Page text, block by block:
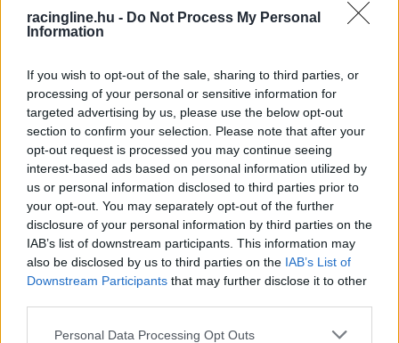
racingline.hu - Do Not Process My Personal
Information
If you wish to opt-out of the sale, sharing to third parties, or
processing of your personal or sensitive information for
targeted advertising by us, please use the below opt-out
section to confirm your selection. Please note that after your
opt-out request is processed you may continue seeing
interest-based ads based on personal information utilized by
us or personal information disclosed to third parties prior to
your opt-out. You may separately opt-out of the further
disclosure of your personal information by third parties on the
IAB’s list of downstream participants. This information may
also be disclosed by us to third parties on the IAB’s List of
Downstream Participants that may further disclose it to other
Please note that this website/app uses one or more Google
Personal Data Processing Opt Outs
a Red Bull egyik legfontosabb
emberét igazolták volna le
Sajtóinformációk szerint a Mercedes megkereste Adrian
Newey-t, aki azonban nemet mondott a csillagos istálló
ajánlatára.